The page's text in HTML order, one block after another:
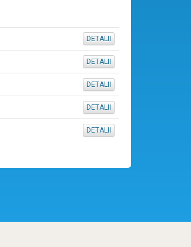
DETALII
DETALII
DETALII
DETALII
DETALII